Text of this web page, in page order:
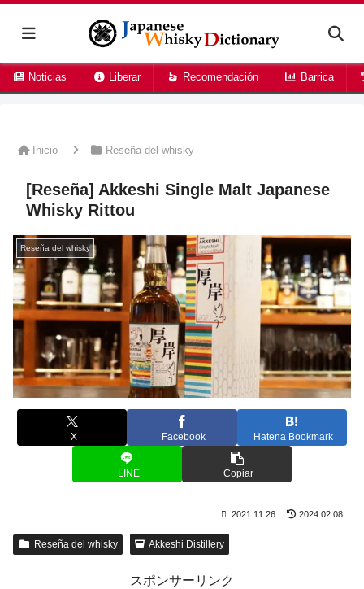
Noticias Liberar Recomendación Barrica
Inicio Reseña del whisky
[Reseña] Akkeshi Single Malt Japanese
Whisky Rittou
Reseña del whisky
X Facebook Hatena Bookmark
LINE Copiar
2021.11.26 2024.02.08
Reseña del whisky Akkeshi Distillery
スポンサーリンク